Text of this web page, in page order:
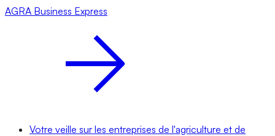
AGRA Business Express
Votre veille sur les entreprises de l'agriculture et de